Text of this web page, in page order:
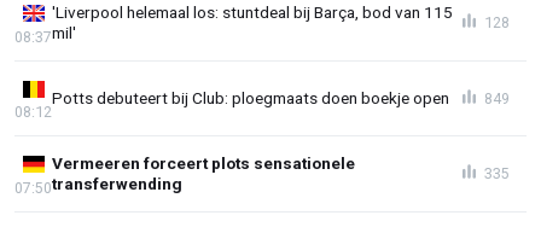
'Liverpool helemaal los: stuntdeal bij Barça, bod van 115
mil'
08:37
128
Potts debuteert bij Club: ploegmaats doen boekje open
08:12
849
Vermeeren forceert plots sensationele
transferwending
07:50
335